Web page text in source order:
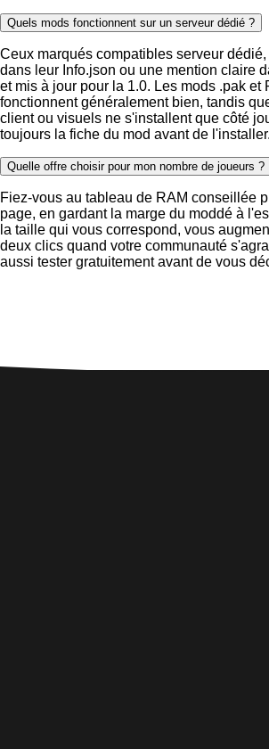
Quels mods fonctionnent sur un serveur dédié ?
Ceux marqués compatibles serveur
dans leur Info.json ou une mention claire
et mis à jour pour la 1.0. Les mods .pak et
fonctionnent généralement bien, tandis
client ou visuels ne s'installent que côté
toujours la fiche du mod avant de l'installer.
Quelle offre choisir pour mon nombre de joueurs ?
Fiez-vous au tableau de RAM conseillée
page, en gardant la marge du moddé à
la taille qui vous correspond, vous
deux clics quand votre communauté
aussi tester gratuitement avant de vous